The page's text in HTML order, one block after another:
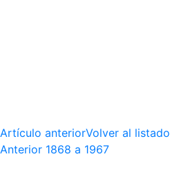
Artículo anteriorVolver al listado
Anterior 1868 a 1967